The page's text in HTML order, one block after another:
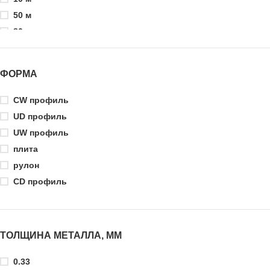
50 м
80 мм
90 мм
100 м
105 см
110 мм
118,5 см
120 мм
125 мм
140 мм
160 мм
250 мм
300 мм
ФОРМА
CW профиль
UD профиль
UW профиль
плита
рулон
СD профиль
ТОЛЩИНА МЕТАЛЛА, ММ
0.33